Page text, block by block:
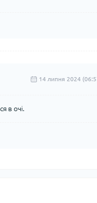
14 липня 2024
в очі.